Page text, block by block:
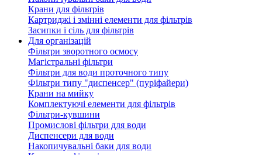
Крани для фільтрів
Картриджі і змінні елементи для фільтрів
Засипки і сіль для фільтрів
Для організацій
Фільтри зворотного осмосу
Магістральні фільтри
Фільтри для води проточного типу
Фільтри типу "диспенсер" (пуріфайери)
Крани на мийку
Комплектуючі елементи для фільтрів
Фільтри-кувшини
Промислові фільтри для води
Диспенсери для води
Накопичувальні баки для води